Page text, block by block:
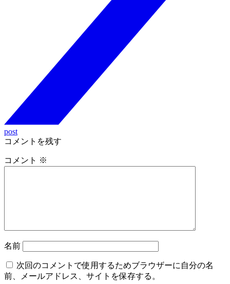
post
コメントを残す
コメント ※
名前
次回のコメントで使用するためブラウザーに自分の名
前、メールアドレス、サイトを保存する。